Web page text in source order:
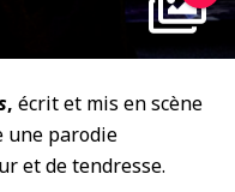
, écrit et mis en scène
une parodie
et de tendresse.